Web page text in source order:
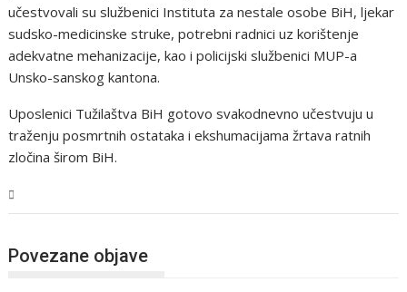
učestvovali su službenici Instituta za nestale osobe BiH, ljekar
sudsko-medicinske struke, potrebni radnici uz korištenje
adekvatne mehanizacije, kao i policijski službenici MUP-a
Unsko-sanskog kantona.
Uposlenici Tužilaštva BiH gotovo svakodnevno učestvuju u
traženju posmrtnih ostataka i ekshumacijama žrtava ratnih
zločina širom BiH.
Povezane objave